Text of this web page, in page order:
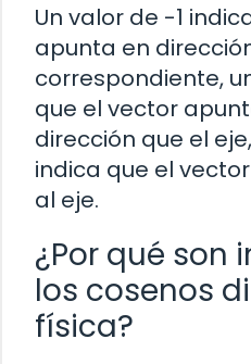
Un valor de -1
apunta en
correspondiente,
que el vector
dirección que el
indica que el
al eje.
¿Por qué son
los cosenos
física?